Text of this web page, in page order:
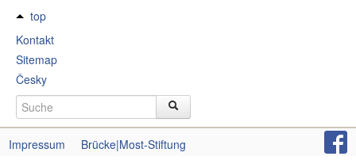
top
Kontakt
Sitemap
Česky
Impressum Brücke|Most-Stiftung